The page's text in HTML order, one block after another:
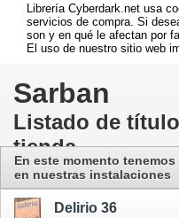
Librería Cyberdark.net usa
servicios de compra. Si
son y en qué le afectan por
El uso de nuestro sitio web
Sarban
Listado de
tienda
En este momento
en nuestras instalaciones
Delirio 36